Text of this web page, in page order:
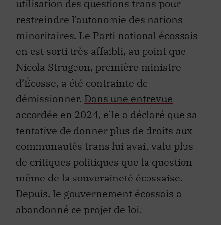
utilisation des questions trans pour
restreindre l’autonomie des nations
minoritaires. Le Parti national écossais
en est sorti très affaibli, au point que
Nicola Strugeon, première ministre
d’Écosse, a été contrainte de
démissionner. Dans une entrevue
accordée en 2024, elle a déclaré que sa
tentative de donner plus de droits aux
communautés trans lui avait valu plus
de critiques politiques que la question
même de la souveraineté écossaise.
Depuis, le gouvernement écossais a
abandonné ce projet de loi.